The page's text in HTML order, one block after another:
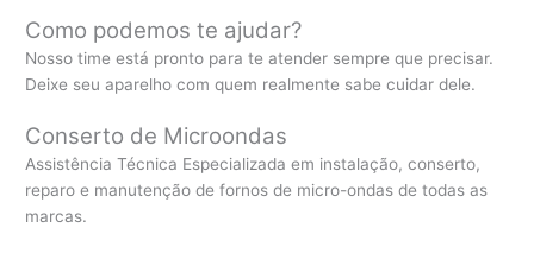
Como podemos te ajudar?
Nosso time está pronto para te atender sempre que precisar.
Deixe seu aparelho com quem realmente sabe cuidar dele.
Conserto de Microondas
Assistência Técnica Especializada em instalação, conserto,
reparo e manutenção de fornos de micro-ondas de todas as
marcas.